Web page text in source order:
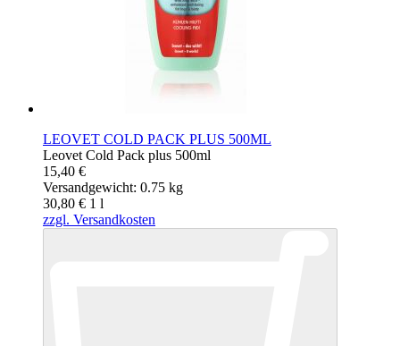
LEOVET COLD PACK PLUS 500ML
Leovet Cold Pack plus 500ml
15,40 €
Versandgewicht: 0.75 kg
30,80 € 1 l
zzgl. Versandkosten